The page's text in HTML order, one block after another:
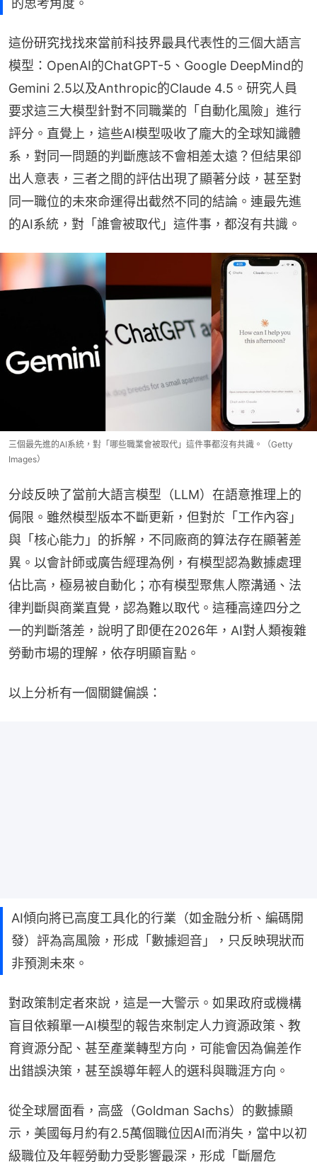
的思考角度。
這份研究找找來當前科技界最具代表性的三個大語言
模型：OpenAI的ChatGPT-5、Google DeepMind的
Gemini 2.5以及Anthropic的Claude 4.5。研究人員
要求這三大模型針對不同職業的「自動化風險」進行
評分。直覺上，這些AI模型吸收了龐大的全球知識體
系，對同一問題的判斷應該不會相差太遠？但結果卻
出人意表，三者之間的評估出現了顯著分歧，甚至對
同一職位的未來命運得出截然不同的結論。連最先進
的AI系統，對「誰會被取代」這件事，都沒有共識。
三個最先進的AI系統，對「哪些職業會被取代」這件事都沒有共識。（Getty
Images）
分歧反映了當前大語言模型（LLM）在語意推理上的
侷限。雖然模型版本不斷更新，但對於「工作內容」
與「核心能力」的拆解，不同廠商的算法存在顯著差
異。以會計師或廣告經理為例，有模型認為數據處理
佔比高，極易被自動化；亦有模型聚焦人際溝通、法
律判斷與商業直覺，認為難以取代。這種高達四分之
一的判斷落差，說明了即便在2026年，AI對人類複雜
勞動市場的理解，依存明顯盲點。
以上分析有一個關鍵偏誤：
AI傾向將已高度工具化的行業（如金融分析、編碼開
發）評為高風險，形成「數據迴音」，只反映現狀而
非預測未來。
對政策制定者來說，這是一大警示。如果政府或機構
盲目依賴單一AI模型的報告來制定人力資源政策、教
育資源分配、甚至產業轉型方向，可能會因為偏差作
出錯誤決策，甚至誤導年輕人的選科與職涯方向。
從全球層面看，高盛（Goldman Sachs）的數據顯
示，美國每月約有2.5萬個職位因AI而消失，當中以初
級職位及年輕勞動力受影響最深，形成「斷層危